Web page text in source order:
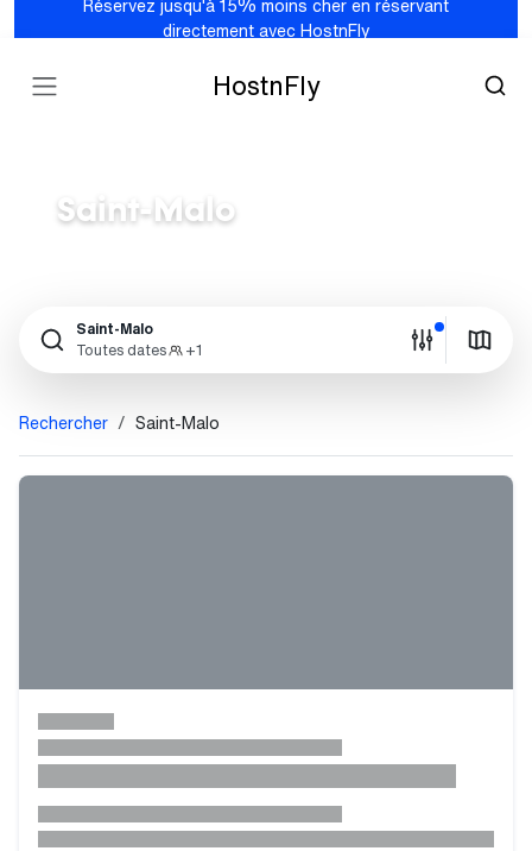
Réservez jusqu'à 15% moins cher en réservant
directement avec HostnFly
HostnFly
Saint-Malo
Saint-Malo
Toutes dates
+1
Rechercher Saint-Malo